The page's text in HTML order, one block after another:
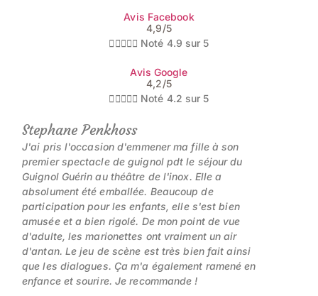
Avis Facebook
4,9/5
 Noté 4.9 sur 5
Avis Google
4,2/5
 Noté 4.2 sur 5
Stephane Penkhoss
J'ai pris l'occasion d'emmener ma fille à son
premier spectacle de guignol pdt le séjour du
Guignol Guérin au théâtre de l'inox. Elle a
absolument été emballée. Beaucoup de
participation pour les enfants, elle s'est bien
amusée et a bien rigolé. De mon point de vue
d'adulte, les marionettes ont vraiment un air
d'antan. Le jeu de scène est très bien fait ainsi
que les dialogues. Ça m'a également ramené en
enfance et sourire. Je recommande !